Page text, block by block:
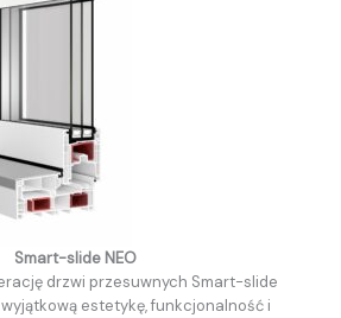
Smart-slide NEO
drzwi przesuwnych Smart-slide
wyjątkową estetykę, funkcjonalność i